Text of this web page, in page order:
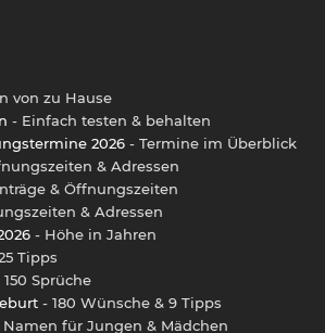
von zu Hause
- Einfach testen & behalten
2026 - Termine im Überblick
& Adressen
& Öffnungszeiten
& Adressen
- Höhe in Jahren
Tipps
150 Sprüche
- 180 Wünsche & 9 Tipps
für Jungen & Mädchen